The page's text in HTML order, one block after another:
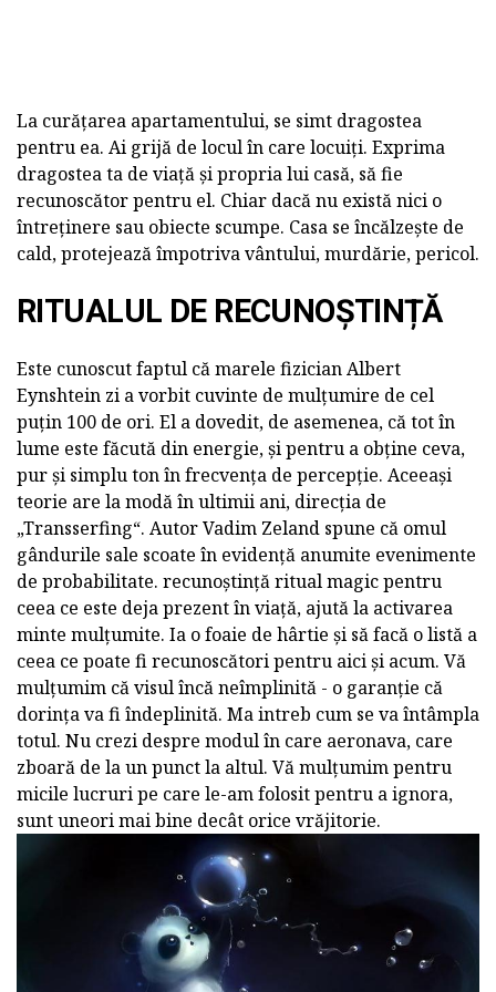
La curățarea apartamentului, se simt dragostea
pentru ea. Ai grijă de locul în care locuiți. Exprima
dragostea ta de viață și propria lui casă, să fie
recunoscător pentru el. Chiar dacă nu există nici o
întreținere sau obiecte scumpe. Casa se încălzește de
cald, protejează împotriva vântului, murdărie, pericol.
RITUALUL DE RECUNOȘTINȚĂ
Este cunoscut faptul că marele fizician Albert
Eynshtein zi a vorbit cuvinte de mulțumire de cel
puțin 100 de ori. El a dovedit, de asemenea, că tot în
lume este făcută din energie, și pentru a obține ceva,
pur și simplu ton în frecvența de percepție. Aceeași
teorie are la modă în ultimii ani, direcția de
„Transserfing“. Autor Vadim Zeland spune că omul
gândurile sale scoate în evidență anumite evenimente
de probabilitate. recunoștință ritual magic pentru
ceea ce este deja prezent în viață, ajută la activarea
minte mulțumite. Ia o foaie de hârtie și să facă o listă a
ceea ce poate fi recunoscători pentru aici și acum. Vă
mulțumim că visul încă neîmplinită - o garanție că
dorința va fi îndeplinită. Ma intreb cum se va întâmpla
totul. Nu crezi despre modul în care aeronava, care
zboară de la un punct la altul. Vă mulțumim pentru
micile lucruri pe care le-am folosit pentru a ignora,
sunt uneori mai bine decât orice vrăjitorie.